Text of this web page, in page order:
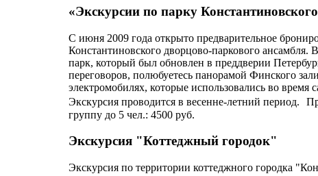
«Экскурсии по парку
С июня 2009 года открыто предварительное
Константиновского дворцово-паркового
парк, который был обновлен в преддверии
переговоров, полюбуетесь панорамой Финского
электромобилях, которые использовались во
Экскурсия проводится в весенне-летний период.
группу до 5 чел.: 4500 руб.
Экскурсия "Коттеджный городок"
Экскурсия по территории коттеджного городка